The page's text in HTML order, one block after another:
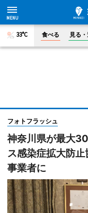
33°C 食べる 見る
フォトフラッシュ
神奈川県が最大
ス感染症拡大防
事業者に